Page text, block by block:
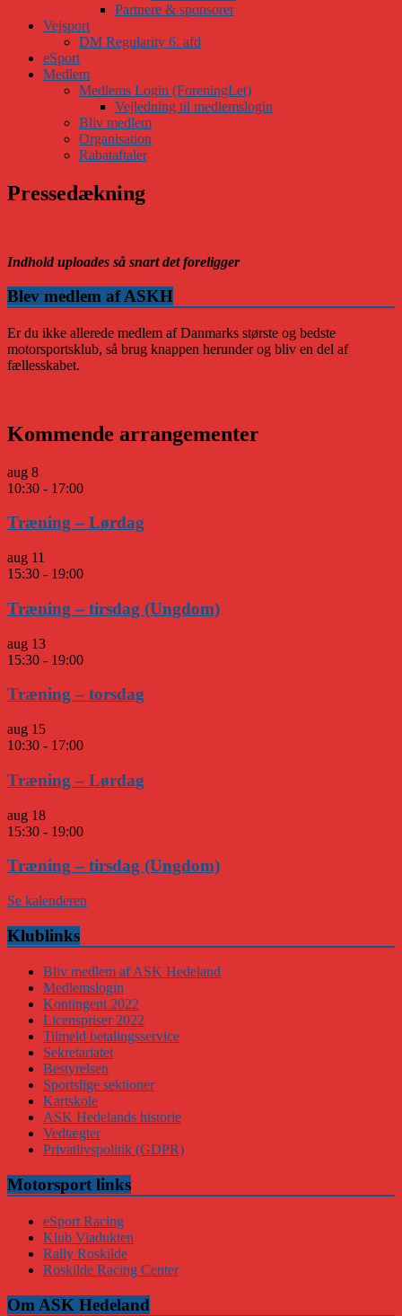
Partnere & sponsorer
Vejsport
DM Regularity 6. afd
eSport
Medlem
Medlems Login (ForeningLet)
Vejledning til medlemslogin
Bliv medlem
Organisation
Rabataftaler
Pressedækning
Indhold uploades så snart det foreligger
Blev medlem af ASKH
Er du ikke allerede medlem af Danmarks største og bedste
motorsportsklub, så brug knappen herunder og bliv en del af
fællesskabet.
Kommende arrangementer
aug 8
10:30 - 17:00
Træning – Lørdag
aug 11
15:30 - 19:00
Træning – tirsdag (Ungdom)
aug 13
15:30 - 19:00
Træning – torsdag
aug 15
10:30 - 17:00
Træning – Lørdag
aug 18
15:30 - 19:00
Træning – tirsdag (Ungdom)
Se kalenderen
Klublinks
Bliv medlem af ASK Hedeland
Medlemslogin
Kontingent 2022
Licenspriser 2022
Tilmeld betalingsservice
Sekretariatet
Bestyrelsen
Sportslige sektioner
Kartskole
ASK Hedelands historie
Vedtægter
Privatlivspolitik (GDPR)
Motorsport links
eSport Racing
Klub Viadukten
Rally Roskilde
Roskilde Racing Center
Om ASK Hedeland